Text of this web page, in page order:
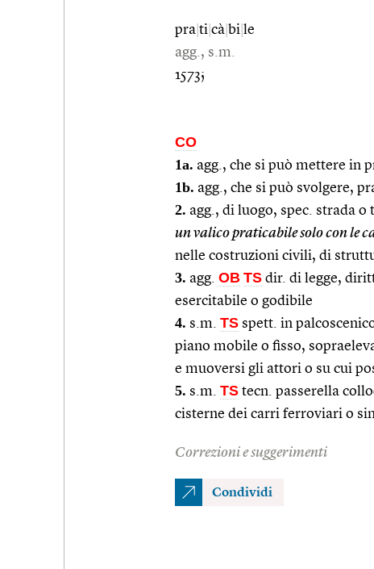
pra ti cà bi le
agg., s.m.
1573;
CO
1a. agg., che si può mettere in
1b. agg., che si può svolgere,
2. agg., di luogo, spec. strada
un valico praticabile solo con le
nelle costruzioni civili, di
3. agg. OB TS dir. di legge,
esercitabile o godibile
4. s.m. TS spett. in
piano mobile o fisso,
e muoversi gli attori o su cui
5. s.m. TS tecn. passerella
cisterne dei carri ferroviari o
Correzioni e suggerimenti
Condividi